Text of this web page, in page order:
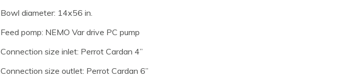
Bowl diameter: 14x56 in.
Feed pomp: NEMO Var drive PC pump
Connection size inlet: Perrot Cardan 4”
Connection size outlet: Perrot Cardan 6”